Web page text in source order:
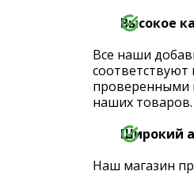
Высокое
Все наши
проверенными
наших товаров.
Широкий
Наш магазин